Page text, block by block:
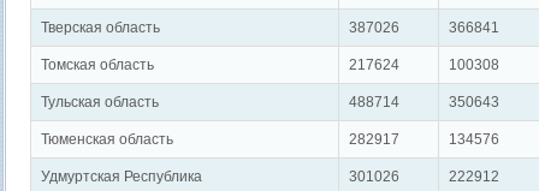
Тверская область 387026 366841
Томская область 217624 100308
Тульская область 488714 350643
Тюменская область 282917 134576
Удмуртская Республика 301026 222912